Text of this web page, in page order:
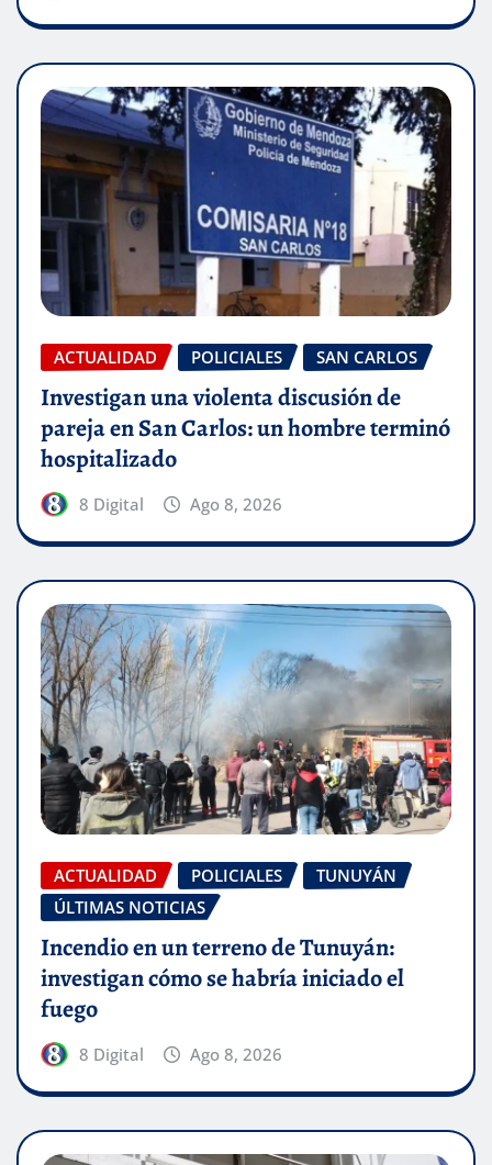
ACTUALIDAD POLICIALES SAN CARLOS
Investigan una violenta discusión de
pareja en San Carlos: un hombre terminó
hospitalizado
8 Digital Ago 8, 2026
ACTUALIDAD POLICIALES
TUNUYÁN
ÚLTIMAS NOTICIAS
Incendio en un terreno de Tunuyán:
investigan cómo se habría iniciado el
fuego
8 Digital Ago 8, 2026